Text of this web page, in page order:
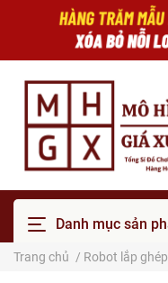
Danh mục sản
Trang chủ / Robot lắp ghép